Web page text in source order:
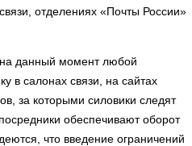
отделениях «Почты России»
данный момент любой
в салонах связи, на сайтах
за которыми силовики следят
обеспечивают оборот
что введение ограничений